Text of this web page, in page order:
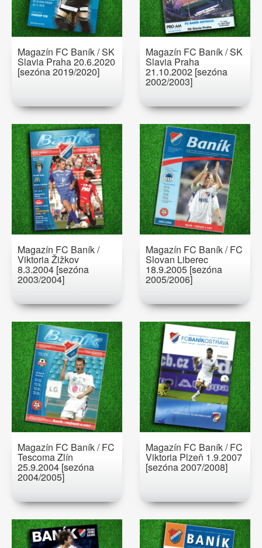
Magazín FC Baník / SK
Slavia Praha 20.6.2020
[sezóna 2019/2020]
Magazín FC Baník / SK
Slavia Praha
21.10.2002 [sezóna
2002/2003]
Magazín FC Baník /
Viktoria Žižkov
8.3.2004 [sezóna
2003/2004]
Magazín FC Baník / FC
Slovan Liberec
18.9.2005 [sezóna
2005/2006]
Magazín FC Baník / FC
Tescoma Zlín
25.9.2004 [sezóna
2004/2005]
Magazín FC Baník / FC
Viktoria Plzeň 1.9.2007
[sezóna 2007/2008]